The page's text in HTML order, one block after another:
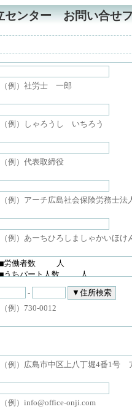
センター お問い合せ
（例）社労士 一郎
（例）しゃろうし いちろう
（例）代表取締役
（例）アーチ広島社会保険労務士法
（例）あーちひろしましゃかいほ
-
（例）730-0012
（例）広島市中区上八丁堀4番1号
（例）info@office-onji.com